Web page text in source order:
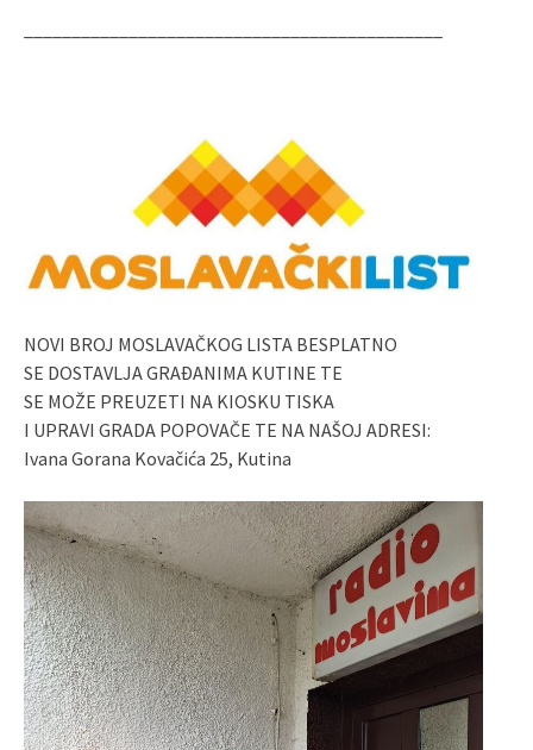
NOVI BROJ MOSLAVAČKOG LISTA BESPLATNO
SE DOSTAVLJA GRAĐANIMA KUTINE TE
SE MOŽE PREUZETI NA KIOSKU TISKA
I UPRAVI GRADA POPOVAČE TE NA NAŠOJ ADRESI:
Ivana Gorana Kovačića 25, Kutina